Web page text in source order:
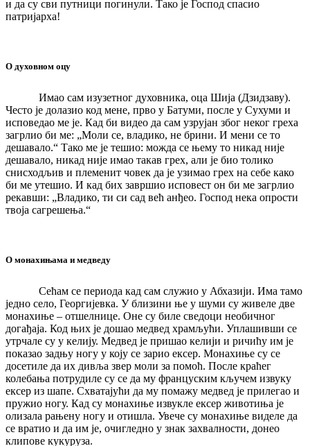
и да су сви путници погинули. Тако је Господ спасио
патријарха!
О духовном оцу
Имао сам изузетног духовника, оца Шија (Дзидзаву).
Често је долазио код мене, прво у Батуми, после у Сухуми и
исповедао ме је. Кад би видео да сам узрујан због неког греха
загрлио би ме: „Моли се, владико, не брини. И мени се то
дешавало.“ Тако ме је тешио: можда се њему то никад није
дешавало, никад није имао такав грех, али је био толико
снисходљив и племенит човек да је узимао грех на себе како
би ме утешио. И кад бих завршио исповест он би ме загрлио
рекавши: „Владико, ти си сад већ анђео. Господ нека опрости
твоја сагрешења.“
О монахињама и медведу
Сећам се периода кад сам служио у Абхазији. Има тамо
једно село, Георгијевка. У близини ње у шуми су живеле две
монахиње – отшелнице. Оне су биле сведоци необичног
догађаја. Код њих је дошао медвед храмљући. Уплашивши се
утрчале су у келију. Медвед је пришао келији и ричићу им је
показао задњу ногу у коју се зарио ексер. Монахиње су се
досетиле да их дивља звер моли за помоћ. После краћег
колебања потрудиле су се да му француским кључем извуку
ексер из шапе. Схватајући да му помажу медвед је прилегао и
пружио ногу. Кад су монахиње извукле ексер животиња је
олизала рањену ногу и отишла. Увече су монахиње виделе да
се вратио и да им је, очигледно у знак захвалности, донео
клипове кукуруза.